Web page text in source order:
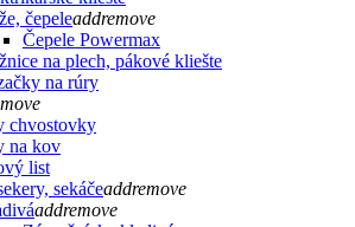
čepeleaddremove
Čepele Powermax
na plech, pákové kliešte
na rúry
chvostovky
na kov
list
sekáčeaddremove
addremove